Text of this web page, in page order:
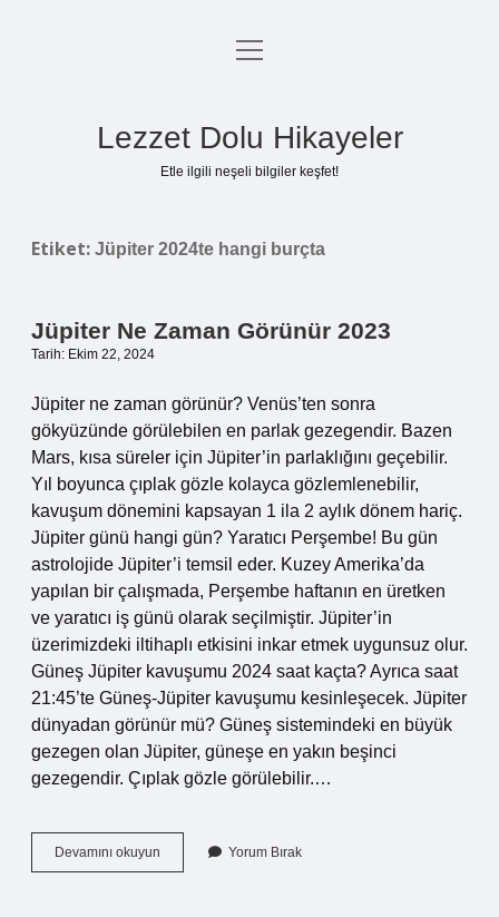
Anasayfa
menüyü
Lezzet Dolu Hikayeler
Etle ilgili neşeli bilgiler keşfet!
Etiket: Jüpiter 2024te hangi burçta
Jüpiter Ne Zaman Görünür 2023
Tarih: Ekim 22, 2024
Jüpiter ne zaman görünür? Venüs’ten sonra
gökyüzünde görülebilen en parlak gezegendir. Bazen
Mars, kısa süreler için Jüpiter’in parlaklığını geçebilir.
Yıl boyunca çıplak gözle kolayca gözlemlenebilir,
kavuşum dönemini kapsayan 1 ila 2 aylık dönem hariç.
Jüpiter günü hangi gün? Yaratıcı Perşembe! Bu gün
astrolojide Jüpiter’i temsil eder. Kuzey Amerika’da
yapılan bir çalışmada, Perşembe haftanın en üretken
ve yaratıcı iş günü olarak seçilmiştir. Jüpiter’in
üzerimizdeki iltihaplı etkisini inkar etmek uygunsuz olur.
Güneş Jüpiter kavuşumu 2024 saat kaçta? Ayrıca saat
21:45’te Güneş-Jüpiter kavuşumu kesinleşecek. Jüpiter
dünyadan görünür mü? Güneş sistemindeki en büyük
gezegen olan Jüpiter, güneşe en yakın beşinci
gezegendir. Çıplak gözle görülebilir.…
Devamını okuyun
Ne
Yorum Bırak